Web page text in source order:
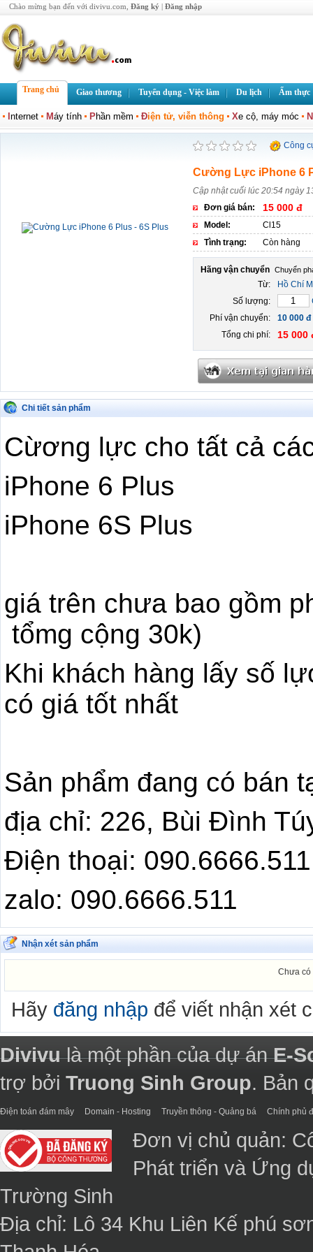
Chào mừng bạn đến với divivu.com, Đăng ký | Đăng nhập
Trang chủ Giao thương Tuyển dụng - Việc làm Du lịch Ẩm thực
nternet Máy tính Phần mềm Điện tử, viễn thông Xe cộ, máy móc N
Công
Cường Lực iPhone 6
Cập nhật cuối lúc 20:54 ngày
Đơn giá bán:
15 000 đ
Model:
Cl15
Tình trạng:
Còn hàng
Hãng vận chuyển
Từ:
Hồ Chí
Số lượng:
Phí vận chuyển:
10 000 đ
Tổng chi phí:
15 000
Chi tiết sản phẩm
Cừơng lực cho tất cả
iPhone 6 Plus
iPhone 6S Plus
giá trên chưa bao gồm
tổmg cộng 30k)
Khi khách hàng lấy số
có giá tốt nhất
Sản phẩm đang có bán
địa chỉ: 226, Bùi Đình
Điện thoại:
zalo: 090.6666.511
Nhận xét sản phẩm
Chưa có
Hãy đăng nhập để viết nhận xét
Divivulà một phần của dự ánE-
trợ bởi Truong Sinh Group. Bản
Điện toán đám mây Domain - Hosting Truyền thông - Quảng bá Chính phủ
Đơn vị chủ quản:
Phát triển và Ứng
Trường Sinh
Địa chỉ: Lô 34 Khu Liên Kế phú